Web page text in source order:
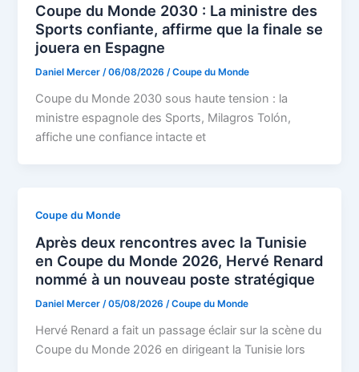
Coupe du Monde 2030 : La ministre des
Sports confiante, affirme que la finale se
jouera en Espagne
Daniel Mercer/06/08/2026/Coupe du Monde
Coupe du Monde 2030 sous haute tension : la
ministre espagnole des Sports, Milagros Tolón,
affiche une confiance intacte et
Coupe du Monde
Après deux rencontres avec la Tunisie
en Coupe du Monde 2026, Hervé Renard
nommé à un nouveau poste stratégique
Daniel Mercer/05/08/2026/Coupe du Monde
Hervé Renard a fait un passage éclair sur la scène du
Coupe du Monde 2026 en dirigeant la Tunisie lors